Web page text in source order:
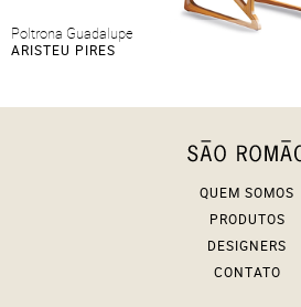
Poltrona Guadalupe
ARISTEU PIRES
QUEM SOMOS
PRODUTOS
DESIGNERS
CONTATO